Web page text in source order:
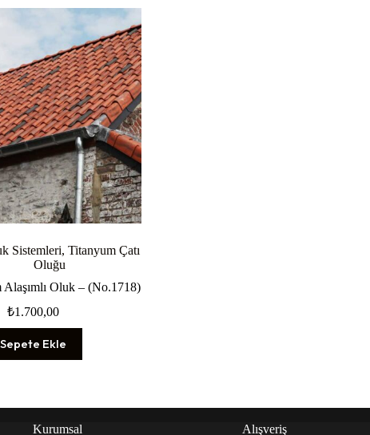
Sistemleri, Titanyum Çatı
Oluğu
Oluk – (No.1718)
₺1.700,00
Sepete Ekle
Kurumsal
Alışveriş